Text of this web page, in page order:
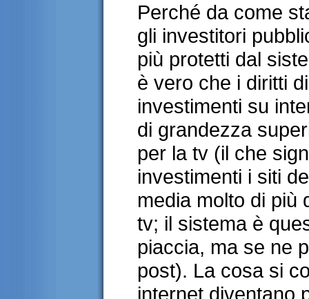
Perché da come
gli investitori
più protetti dal
è vero che i diritti
investimenti su
di grandezza
per la tv (il che
investimenti i siti
media molto di più
tv; il sistema è
piaccia, ma se ne
post). La cosa si
internet diventano